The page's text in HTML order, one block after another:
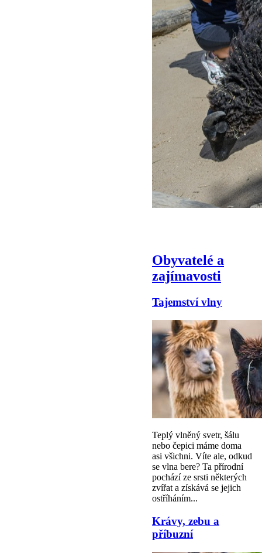
Obyvatelé a
zajímavosti
Tajemství vlny
Teplý vlněný svetr, šálu
nebo čepici máme doma
asi všichni. Víte ale, odkud
se vlna bere? Ta přírodní
pochází ze srsti některých
zvířat a získává se jejich
ostříháním...
Krávy, zebu a
příbuzní